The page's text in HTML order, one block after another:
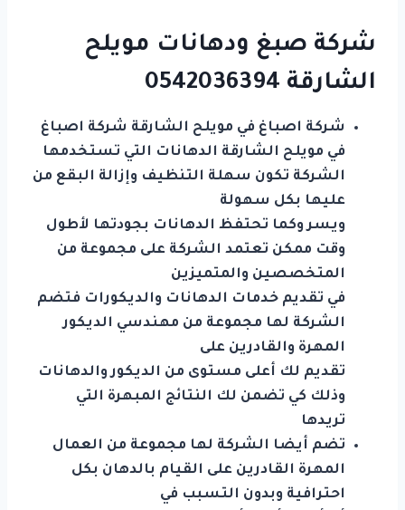
شركة صبغ ودهانات مويلح
الشارقة 0542036394
شركة اصباغ في مويلح الشارقة شركة اصباغ
في مويلح الشارقة الدهانات التي تستخدمها
الشركة تكون سهلة التنظيف وإزالة البقع من
عليها بكل سهولة
ويسر وكما تحتفظ الدهانات بجودتها لأطول
وقت ممكن تعتمد الشركة على مجموعة من
المتخصصين والمتميزين
في تقديم خدمات الدهانات والديكورات فتضم
الشركة لها مجموعة من مهندسي الديكور
المهرة والقادرين على
تقديم لك أعلى مستوى من الديكور والدهانات
وذلك كي تضمن لك النتائج المبهرة التي
تريدها
تضم أيضا الشركة لها مجموعة من العمال
المهرة القادرين على القيام بالدهان بكل
احترافية وبدون التسبب في